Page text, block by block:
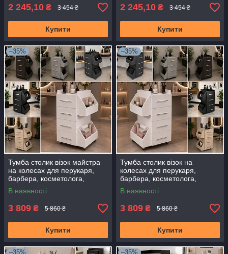
2 245,10 ₴ 3 454 ₴
Купити
2 245,10 ₴ 3 454 ₴
Купити
–35%
Тумба столик візок майстра
на колесах для перукаря,
барбера, косметолога,
візажиста, бровіста та
майстра манікюру. Білий
В наявності
3 809 ₴ 5 860 ₴
Купити
–35%
Тумба столик візок на
колесах для перукаря,
барбера, косметолога,
візажиста, бровіста та
майстра манікюру Білий
В наявності
3 809 ₴ 5 860 ₴
Купити
–35% –35%